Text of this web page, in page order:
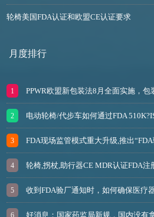
轮椅美国FDA认证和欧盟CE认证要求
月度排行
PPWR欧盟新包装法8月全面实施，包
电动轮椅/代步车如何通过FDA
FDA现场监管模式重大升级,推出
轮椅,拐杖,助行器CE MDR认证FDA注
收到FDA验厂通知时，如何确保医疗
好消息：国家药监局新规，国内没有